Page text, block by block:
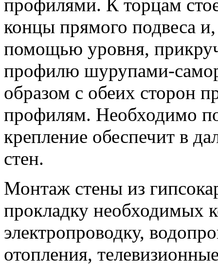
профилями. К торцам
концы прямого подвеса
помощью уровня,
профилю шурупами-
образом с обеих сторон
профилям. Необходимо
крепление обеспечит в
стен.
Монтаж стены из
прокладку необходимых
электропроводку,
отопления,